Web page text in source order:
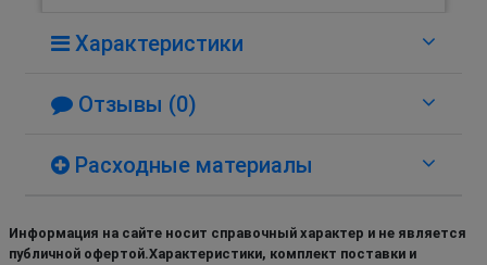
Характеристики
Отзывы (0)
Расходные материалы
Информация на сайте носит справочный характер и не является
публичной офертой.Характеристики, комплект поставки и